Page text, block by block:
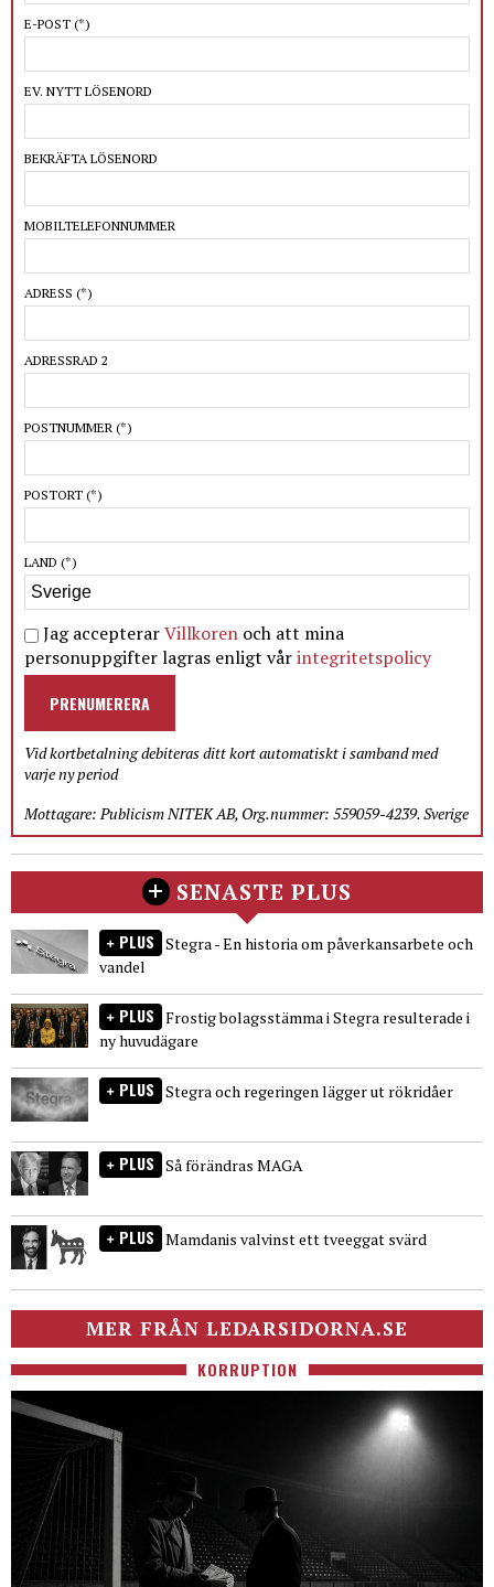
E-POST (*)
EV. NYTT LÖSENORD
BEKRÄFTA LÖSENORD
MOBILTELEFONNUMMER
ADRESS (*)
ADRESSRAD 2
POSTNUMMER (*)
POSTORT (*)
LAND (*)
Jag accepterarVillkoren och att mina
personuppgifter lagras enligt vårintegritetspolicy
PRENUMERERA
Vid kortbetalning debiteras ditt kort automatiskt i samband med
varje ny period
Mottagare: Publicism NITEK AB, Org.nummer: 559059-4239. Sverige
SENASTE PLUS
PLUS Stegra - En historia om påverkansarbete och
vandel
PLUS Frostig bolagsstämma i Stegra resulterade i
ny huvudägare
PLUS Stegra och regeringen lägger ut rökridåer
PLUS Så förändras MAGA
PLUS Mamdanis valvinst ett tveeggat svärd
MER FRÅN LEDARSIDORNA.SE
KORRUPTION